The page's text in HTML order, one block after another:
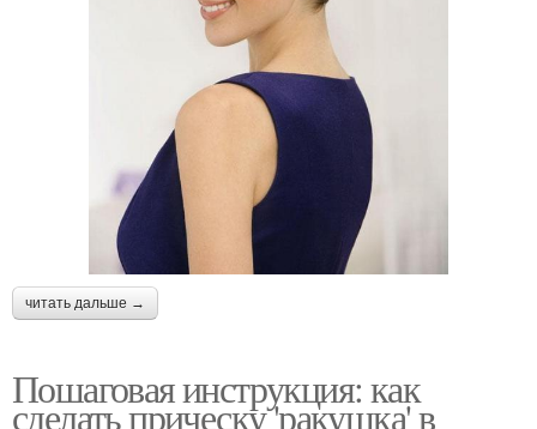
читать дальше →
Пошаговая инструкция: как
сделать прическу 'ракушка' в